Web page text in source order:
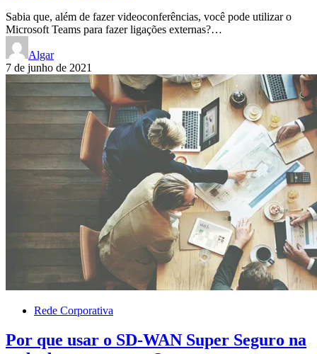
Sabia que, além de fazer videoconferências, você pode utilizar o
Microsoft Teams para fazer ligações externas?…
Algar
7 de junho de 2021
Rede Corporativa
Por que usar o SD-WAN Super Seguro na